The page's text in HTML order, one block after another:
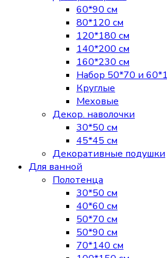
60*90 см
80*120 см
120*180 см
140*200 см
160*230 см
Набор 50*70 и
Круглые
Меховые
Декор. наволочки
30*50 см
45*45 см
Декоративные подушки
Для ванной
Полотенца
30*50 см
40*60 см
50*70 см
50*90 см
70*140 см